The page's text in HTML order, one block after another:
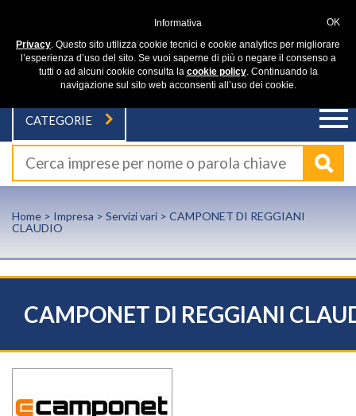
CATEGORIE
Home > Impresa > Servizi vari > CAMPONET DI REGGIANI
CLAUDIO
CAMPONET DI REGGIANI
OK
Informativa
Privacy. Questo sito utilizza cookie tecnici e cookie analytics per migliorare
l’esperienza d’uso del sito. Se vuoi saperne di più o negare il consenso a
tutti o ad alcuni cookie consulta la cookie policy. Continuando la
navigazione sul sito web acconsenti all’uso dei cookie.